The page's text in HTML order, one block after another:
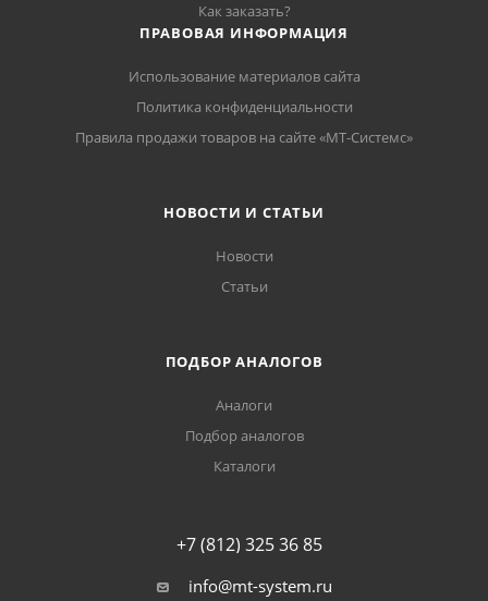
Как заказать?
ПРАВОВАЯ ИНФОРМАЦИЯ
Использование материалов сайта
Политика конфиденциальности
Правила продажи товаров на сайте «МТ-Системс»
НОВОСТИ И СТАТЬИ
Новости
Статьи
ПОДБОР АНАЛОГОВ
Аналоги
Подбор аналогов
Каталоги
+7 (812) 325 36 85
info@mt-system.ru